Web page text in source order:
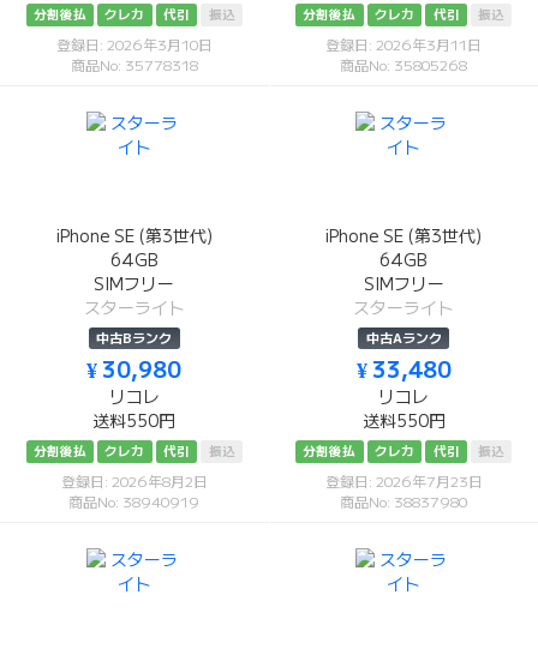
分割後払 クレカ 代引 振込
登録日: 2026年3月10日
商品No: 35778318
分割後払 クレカ 代引 振込
登録日: 2026年3月11日
商品No: 35805268
iPhone SE (第3世代)
64GB
SIMフリー
スターライト
中古Bランク
¥ 30,980
リコレ
送料550円
分割後払 クレカ 代引 振込
登録日: 2026年8月2日
商品No: 38940919
iPhone SE (第3世代)
64GB
SIMフリー
スターライト
中古Aランク
¥ 33,480
リコレ
送料550円
分割後払 クレカ 代引 振込
登録日: 2026年7月23日
商品No: 38837980